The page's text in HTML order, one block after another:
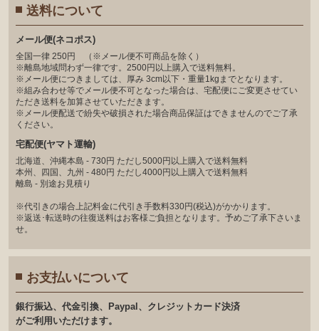
送料について
メール便(ネコポス)
全国一律 250円 （※メール便不可商品を除く）
※離島地域問わず一律です。2500円以上購入で送料無料。
※メール便につきましては、厚み 3cm以下・重量1kgまでとなります。
※組み合わせ等でメール便不可となった場合は、宅配便にご変更させてい
ただき送料を加算させていただきます。
※メール便配送で紛失や破損された場合商品保証はできませんのでご了承
ください。
宅配便(ヤマト運輸)
北海道、沖縄本島 - 730円 ただし5000円以上購入で送料無料
本州、四国、九州 - 480円 ただし4000円以上購入で送料無料
離島 - 別途お見積り
※代引きの場合上記料金に代引き手数料330円(税込)がかかります。
※返送･転送時の往復送料はお客様ご負担となります。予めご了承下さいま
せ。
お支払いについて
銀⾏振込、代⾦引換、Paypal、クレジットカード決済
がご利⽤いただけます。